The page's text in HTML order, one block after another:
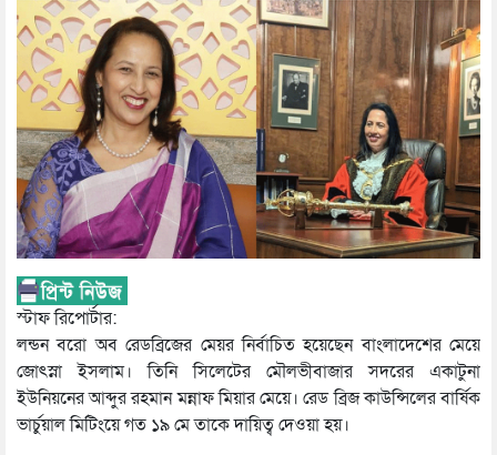
স্টাফ রিপোর্টার:
লন্ডন বরো অব রেডব্রিজের মেয়র নির্বাচিত হয়েছেন বাংলাদেশের মেয়ে
জোৎস্না ইসলাম। তিনি সিলেটের মৌলভীবাজার সদরের একাটুনা
ইউনিয়নের আব্দুর রহমান মন্নাফ মিয়ার মেয়ে। রেড ব্রিজ কাউন্সিলের বার্ষিক
ভার্চুয়াল মিটিংয়ে গত ১৯ মে তাকে দায়িত্ব দেওয়া হয়।